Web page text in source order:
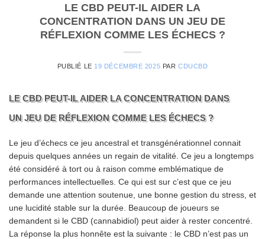
LE CBD PEUT-IL AIDER LA
CONCENTRATION DANS UN JEU DE
RÉFLEXION COMME LES ÉCHECS ?
PUBLIÉ LE 19 DÉCEMBRE 2025 PAR CDUCBD
LE CBD PEUT-IL AIDER LA CONCENTRATION DANS
UN JEU DE RÉFLEXION COMME LES ÉCHECS ?
Le jeu d’échecs ce jeu ancestral et transgénérationnel connait
depuis quelques années un regain de vitalité. Ce jeu a longtemps
été considéré à tort ou à raison comme emblématique de
performances intellectuelles. Ce qui est sur c’est que ce jeu
demande une attention soutenue, une bonne gestion du stress, et
une lucidité stable sur la durée. Beaucoup de joueurs se
demandent si le CBD (cannabidiol) peut aider à rester concentré.
La réponse la plus honnête est la suivante : le CBD n’est pas un